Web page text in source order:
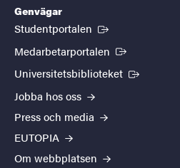
Genvägar
Studentportalen (Extern länk)
Medarbetarportalen (Extern länk)
Universitetsbiblioteket (Extern länk)
Jobba hos oss
Press och media
EUTOPIA
Om webbplatsen